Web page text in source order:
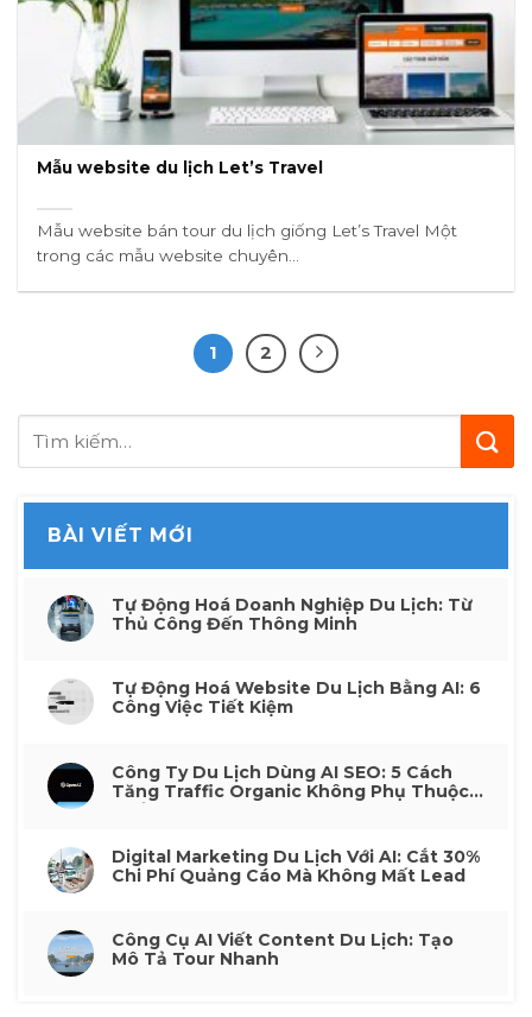
BÀI VIẾT MỚI
Tự Động Hoá Doanh Nghiệp Du Lịch: Từ
Thủ Công Đến Thông Minh
Tự Động Hoá Website Du Lịch Bằng AI: 6
Công Việc Tiết Kiệm
Công Ty Du Lịch Dùng AI SEO: 5 Cách
Tăng Traffic Organic Không Phụ Thuộc
Quảng Cáo
Digital Marketing Du Lịch Với AI: Cắt 30%
Chi Phí Quảng Cáo Mà Không Mất Lead
Công Cụ AI Viết Content Du Lịch: Tạo
Mô Tả Tour Nhanh
Mẫu website du lịch Let’s Travel
Mẫu website bán tour du lịch giống Let’s Travel Một
trong các mẫu website chuyên...
1 2